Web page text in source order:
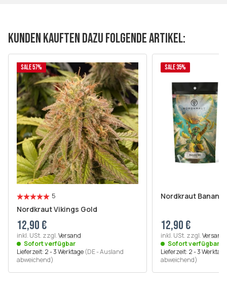
KUNDEN KAUFTEN DAZU FOLGENDE ARTIKEL:
SALE 57%
5
Nordkraut Vikings Gold
12,90 €
inkl. USt. zzgl.Versand
Sofort verfügbar
Lieferzeit: 2 - 3 Werktage(DE - Ausland
abweichend)
SALE 35%
Nordkraut Banana
12,90 €
inkl. USt. zzgl.Versand
Sofort verfügbar
Lieferzeit: 2 - 3
abweichend)